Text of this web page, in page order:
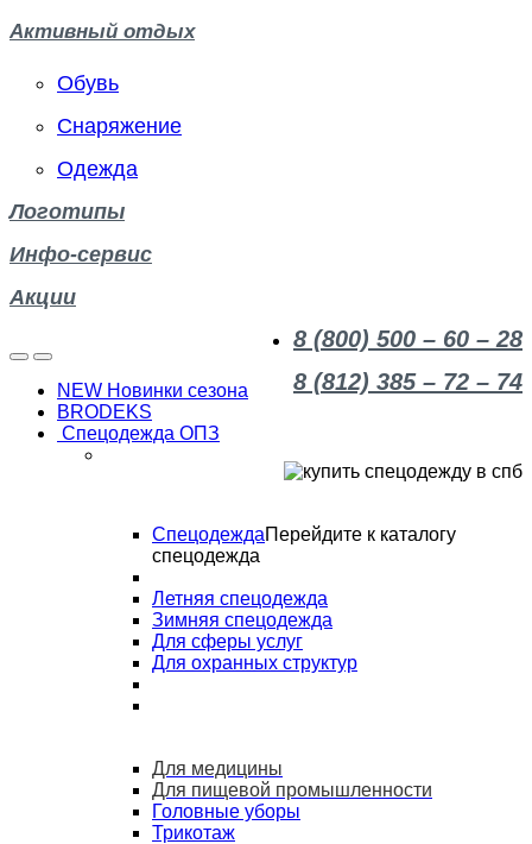
Активный отдых
Обувь
Снаряжение
Одежда
Логотипы
Инфо-сервис
Акции
8 (800) 500 – 60 – 28
8 (812) 385 – 72 – 74
NEW Новинки сезона
BRODEKS
Спецодежда ОПЗ
СпецодеждаПерейдите к каталогу
спецодежда
Летняя спецодежда
Зимняя спецодежда
Для сферы услуг
Для охранных структур
Для медицины
Для пищевой промышленности
Головные уборы
Трикотаж